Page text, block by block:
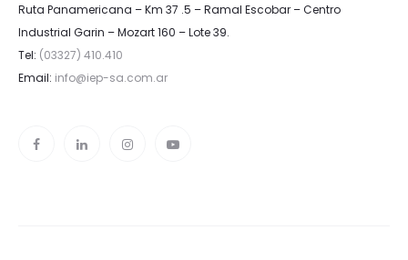
Ruta Panamericana – Km 37 .5 – Ramal Escobar – Centro
Industrial Garin – Mozart 160 – Lote 39.
Tel: (03327) 410.410
Email: info@iep-sa.com.ar